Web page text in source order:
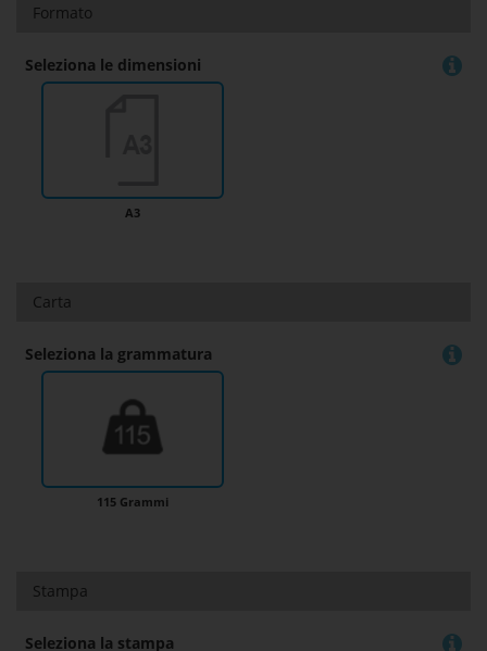
Formato
Seleziona le dimensioni
A3
Carta
Seleziona la grammatura
115 Grammi
Stampa
Seleziona la stampa